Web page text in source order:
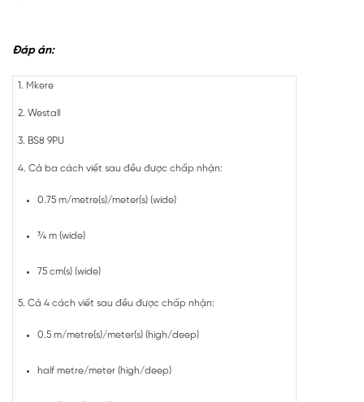
Đáp án:
1. Mkere
2. Westall
3. BS8 9PU
4. Cả ba cách viết sau đều được chấp nhận:
0.75 m/metre(s)/meter(s) (wide)
¾ m (wide)
75 cm(s) (wide)
5. Cả 4 cách viết sau đều được chấp nhận:
0.5 m/metre(s)/meter(s) (high/deep)
half metre/meter (high/deep)